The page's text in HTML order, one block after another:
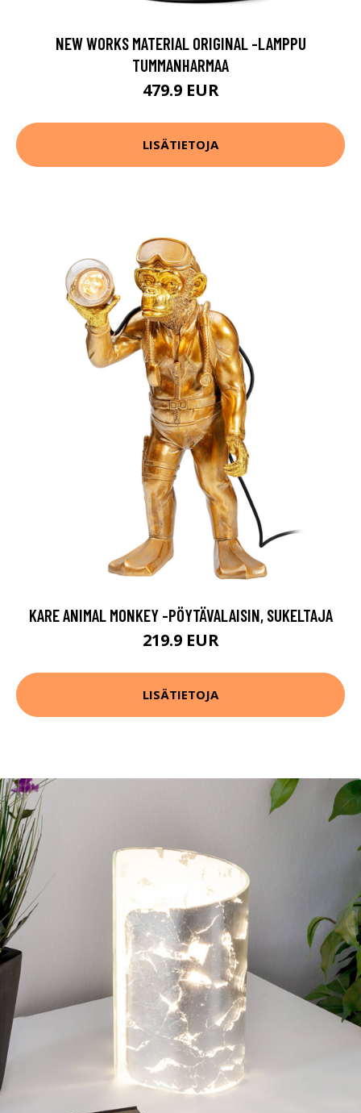
NEW WORKS MATERIAL ORIGINAL -LAMPPU
TUMMANHARMAA
479.9 EUR
LISÄTIETOJA
KARE ANIMAL MONKEY -PÖYTÄVALAISIN, SUKELTAJA
219.9 EUR
LISÄTIETOJA